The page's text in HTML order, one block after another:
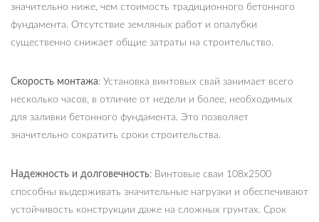
значительно ниже, чем стоимость традиционного бетонного
фундамента. Отсутствие земляных работ и опалубки
существенно снижает общие затраты на строительство.
Скорость монтажа: Установка винтовых свай занимает всего
несколько часов, в отличие от недели и более, необходимых
для заливки бетонного фундамента. Это позволяет
значительно сократить сроки строительства.
Надежность и долговечность: Винтовые сваи 108х2500
способны выдерживать значительные нагрузки и обеспечивают
устойчивость конструкции даже на сложных грунтах. Срок